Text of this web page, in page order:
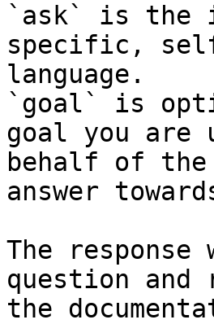
`ask` is the
specific,
language.
`goal` is
goal you are
behalf of
answer
The
question and
the